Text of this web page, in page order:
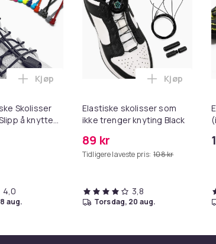
i handlekurven
som ikke trenger knytes, med lås 1 par White i
Skolisser
å knytte
Legg 2-Par Elastiske Skolisser med Snor
Kjøp
4,0
aug.
Elastiske skolisser som
ikke trenger knyting Black
89 kr
Tidligere laveste pris: 108 kr
Legg
Kjøp
3,8
torsdag, 20 aug.